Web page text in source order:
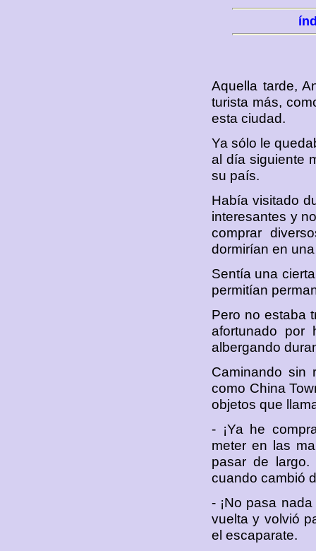
Aquella tarde,
turista más,
esta ciudad.
Ya sólo le
al día siguiente
su país.
Había visitado
interesantes y
comprar
dormirían en
Sentía una
permitían
Pero no estaba
afortunado por
albergando
Caminando sin
como China
objetos que
- ¡Ya he
meter en las
pasar de largo.
cuando cambió
- ¡No pasa
vuelta y volvió
el escaparate.